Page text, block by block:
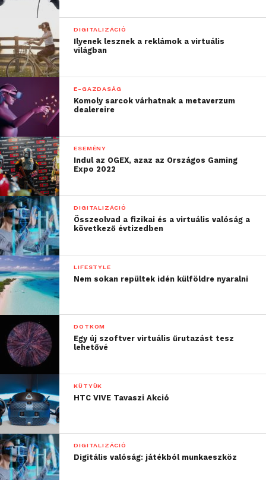
DIGITALIZÁCIÓ
Ilyenek lesznek a reklámok a virtuális
világban
E-GAZDASÁG
Komoly sarcok várhatnak a metaverzum
dealereire
ESEMÉNY
Indul az OGEX, azaz az Országos Gaming
Expo 2022
DIGITALIZÁCIÓ
Összeolvad a fizikai és a virtuális valóság a
következő évtizedben
LIFESTYLE
Nem sokan repültek idén külföldre nyaralni
DOTKOM
Egy új szoftver virtuális űrutazást tesz
lehetővé
KÜTYÜK
HTC VIVE Tavaszi Akció
DIGITALIZÁCIÓ
Digitális valóság: játékból munkaeszköz